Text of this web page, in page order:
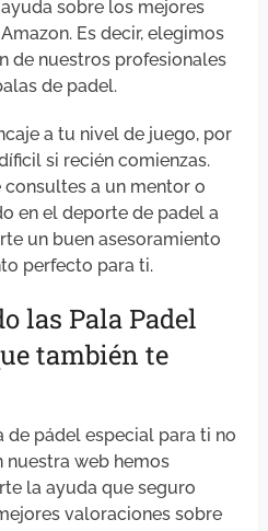
sobre los mejores
Es decir, elegimos
de nuestros profesionales
de padel.
a tu nivel de juego, por
si recién comienzas.
a un mentor o
en el deporte de padel a
un buen asesoramiento
perfecto para ti.
las Pala Padel
también te
de pádel especial para ti no
nuestra web hemos
la ayuda que seguro
valoraciones sobre